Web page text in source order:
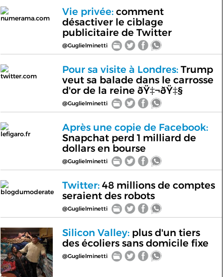
numerama.com
Vie privée:comment
désactiver le ciblage
publicitaire de Twitter
@Guglielminetti
twitter.com
Pour sa visite à Londres:Trump
veut sa balade dans le carrosse
d'or de la reine ðŸ‡¬ðŸ‡§
@Guglielminetti
lefigaro.fr
Après une copie de Facebook:
Snapchat perd 1 milliard de
dollars en bourse
@Guglielminetti
blogdumoderate
Twitter:48 millions de comptes
seraient des robots
@Guglielminetti
Silicon Valley:plus d'un tiers
des écoliers sans domicile fixe
@Guglielminetti